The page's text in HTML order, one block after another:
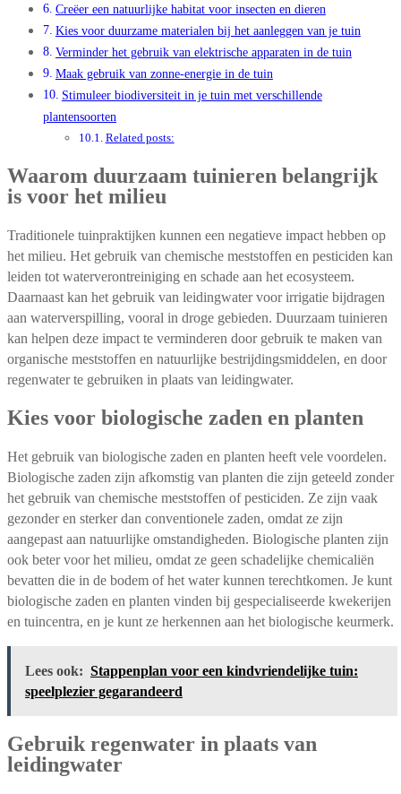
Creëer een natuurlijke habitat voor insecten en dieren
Kies voor duurzame materialen bij het aanleggen van je tuin
Verminder het gebruik van elektrische apparaten in de tuin
Maak gebruik van zonne-energie in de tuin
Stimuleer biodiversiteit in je tuin met verschillende
plantensoorten
Related posts:
Waarom duurzaam tuinieren belangrijk
is voor het milieu
Traditionele tuinpraktijken kunnen een negatieve impact hebben op
het milieu. Het gebruik van chemische meststoffen en pesticiden kan
leiden tot waterverontreiniging en schade aan het ecosysteem.
Daarnaast kan het gebruik van leidingwater voor irrigatie bijdragen
aan waterverspilling, vooral in droge gebieden. Duurzaam tuinieren
kan helpen deze impact te verminderen door gebruik te maken van
organische meststoffen en natuurlijke bestrijdingsmiddelen, en door
regenwater te gebruiken in plaats van leidingwater.
Kies voor biologische zaden en planten
Het gebruik van biologische zaden en planten heeft vele voordelen.
Biologische zaden zijn afkomstig van planten die zijn geteeld zonder
het gebruik van chemische meststoffen of pesticiden. Ze zijn vaak
gezonder en sterker dan conventionele zaden, omdat ze zijn
aangepast aan natuurlijke omstandigheden. Biologische planten zijn
ook beter voor het milieu, omdat ze geen schadelijke chemicaliën
bevatten die in de bodem of het water kunnen terechtkomen. Je kunt
biologische zaden en planten vinden bij gespecialiseerde kwekerijen
en tuincentra, en je kunt ze herkennen aan het biologische keurmerk.
Lees ook: Stappenplan voor een kindvriendelijke tuin:
speelplezier gegarandeerd
Gebruik regenwater in plaats van
leidingwater